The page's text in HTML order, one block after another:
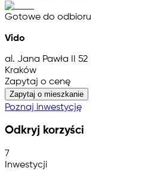
Gotowe do odbioru
Vido
al. Jana Pawła II 52
Kraków
Zapytaj o cenę
Zapytaj o mieszkanie
Poznaj inwestycję
Odkryj korzyści
7
Inwestycji